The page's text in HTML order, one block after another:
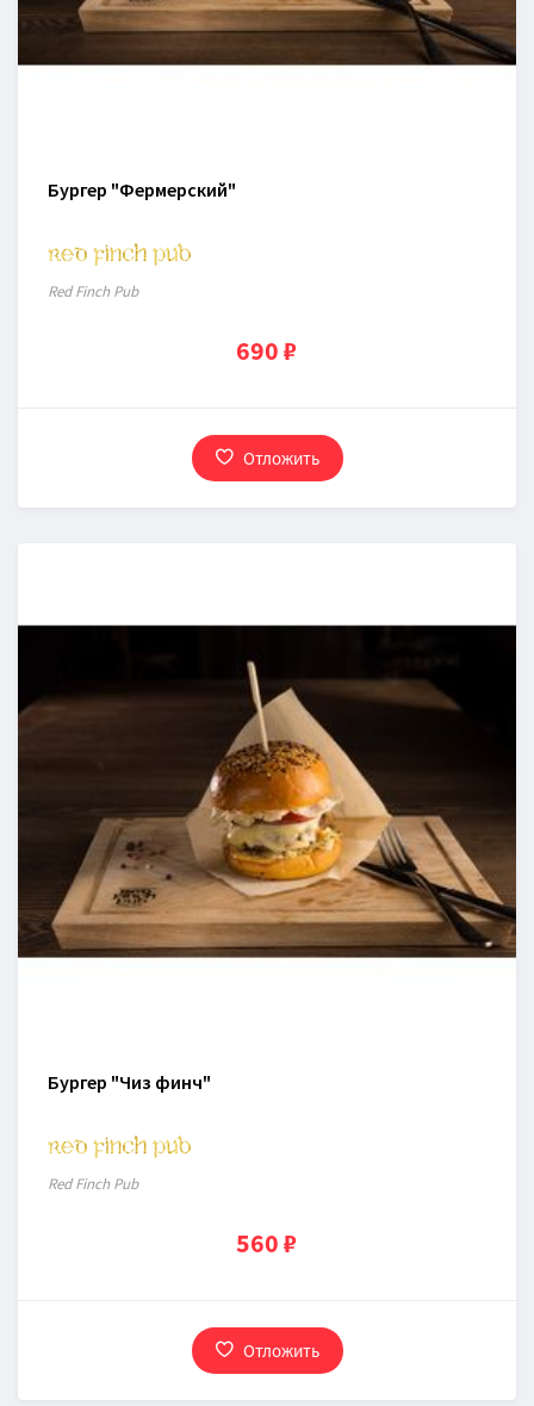
Бургер "Фермерский"
Red Finch Pub
690 ₽
Отложить
Бургер "Чиз финч"
Red Finch Pub
560 ₽
Отложить